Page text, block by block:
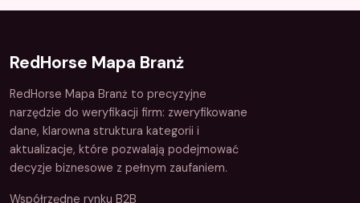
RedHorse Mapa Branż
RedHorse Mapa Branż to precyzyjne
narzędzie do weryfikacji firm: zweryfikowane
dane, klarowna struktura kategorii i
aktualizacje, które pozwalają podejmować
decyzje biznesowe z pełnym zaufaniem.
Współrzędne rynku B2B